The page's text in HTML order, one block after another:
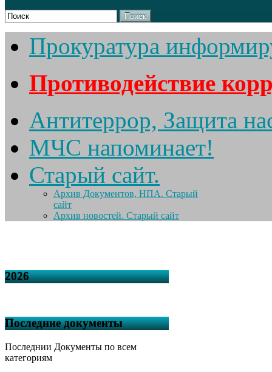
Поиск
Прокуратура
Противодействие
Антитеррор, Защита
МЧС напоминает!
Старый сайт.
Архив Документов, НПА. Старый
сайт
Архив новостей. Старый сайт
2026
Последние документы
Последнии Документы по всем
категориям